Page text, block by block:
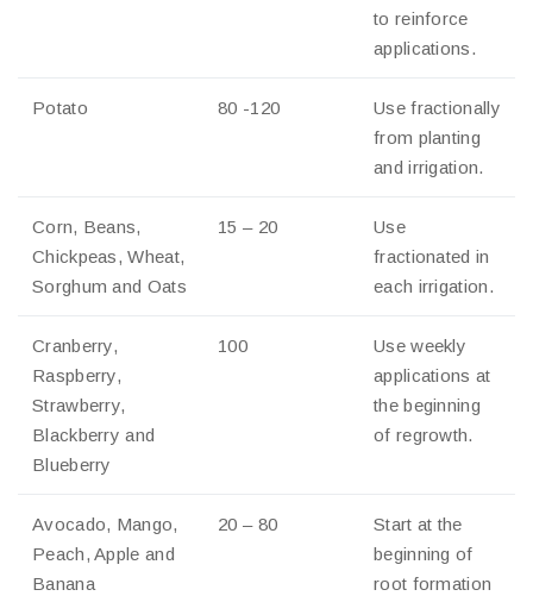
to reinforce
applications.
Potato 80 -120
Use fractionally
from planting
and irrigation.
Corn, Beans,
Chickpeas, Wheat,
Sorghum and Oats
15 – 20
Use
fractionated in
each irrigation.
Cranberry,
Raspberry,
Strawberry,
Blackberry and
Blueberry
100
Use weekly
applications at
the beginning
of regrowth.
Avocado, Mango,
Peach, Apple and
Banana
20 – 80
Start at the
beginning of
root formation